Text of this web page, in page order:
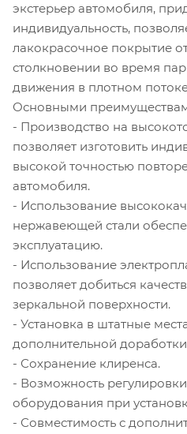
экстерьер автомобиля,
индивидуальность,
лакокрасочное покрытие
столкновении во время
движения в плотном
Основными
- Производство на
позволяет изготовить
высокой точностью
автомобиля.
- Использование
нержавеющей стали
эксплуатацию.
- Использование
позволяет добиться
зеркальной поверхности.
- Установка в штатные
дополнительной
- Сохранение клиренса.
- Возможность
оборудования при
- Совместимость с